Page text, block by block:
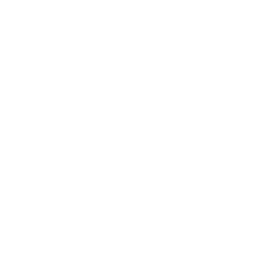
– ALEXANDER DUBČEK –